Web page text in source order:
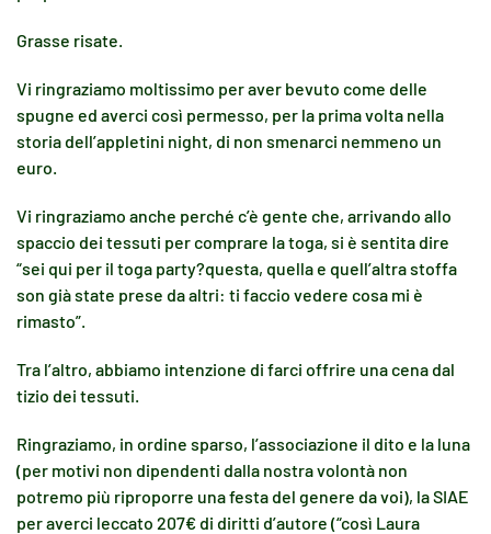
Grasse risate.
Vi ringraziamo moltissimo per aver bevuto come delle
spugne ed averci così permesso, per la prima volta nella
storia dell’appletini night, di non smenarci nemmeno un
euro.
Vi ringraziamo anche perché c’è gente che, arrivando allo
spaccio dei tessuti per comprare la toga, si è sentita dire
“sei qui per il toga party?questa, quella e quell’altra stoffa
son già state prese da altri: ti faccio vedere cosa mi è
rimasto”.
Tra l’altro, abbiamo intenzione di farci offrire una cena dal
tizio dei tessuti.
Ringraziamo, in ordine sparso, l’associazione il dito e la luna
(per motivi non dipendenti dalla nostra volontà non
potremo più riproporre una festa del genere da voi), la SIAE
per averci leccato 207€ di diritti d’autore (“così Laura